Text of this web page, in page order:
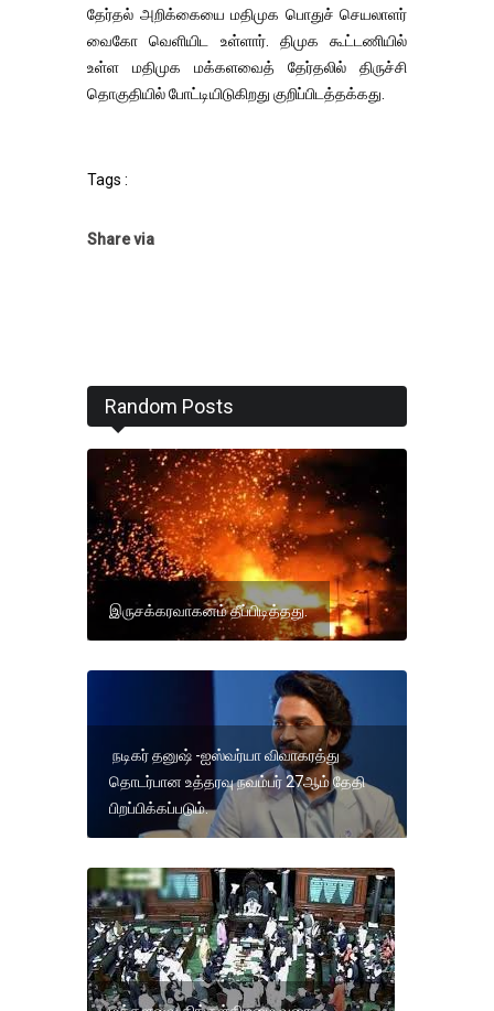
தேர்தல் அறிக்கையை மதிமுக பொதுச் செயலாளர்
வைகோ வெளியிட உள்ளார். திமுக கூட்டணியில்
உள்ள மதிமுக மக்களவைத் தேர்தலில் திருச்சி
தொகுதியில் போட்டியிடுகிறது குறிப்பிடத்தக்கது.
Tags :
Share via
Random Posts
இருசக்கரவாகனம் தீப்பிடித்தது.
நடிகர் தனுஷ் -ஐஸ்வர்யா விவாகரத்து
தொடர்பான உத்தரவு நவம்பர் 27ஆம் தேதி
பிறப்பிக்கப்படும்.